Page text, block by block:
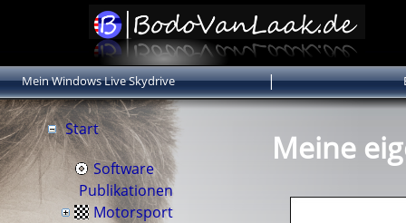
Start
Software
Publikationen
Motorsport
Meine
Mein Windows Live Skydrive |